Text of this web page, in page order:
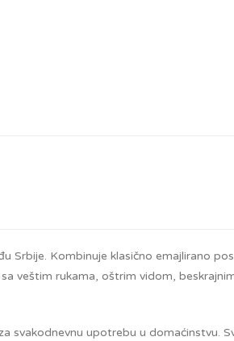
Srbije. Kombinuje klasično emajlirano
veštim rukama, oštrim vidom,
upotrebu u domaćinstvu.